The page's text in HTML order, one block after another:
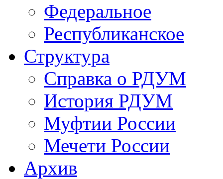
Федеральное
Республиканское
Структура
Справка о РДУМ
История РДУМ
Муфтии России
Мечети России
Архив